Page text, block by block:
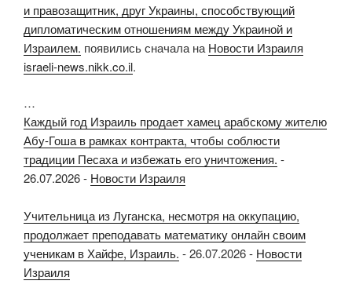
и правозащитник, друг Украины, способствующий
дипломатическим отношениям между Украиной и
Израилем. появились сначала на Новости Израиля
israeli-news.nikk.co.il.
…
Каждый год Израиль продает хамец арабскому жителю
Абу-Гоша в рамках контракта, чтобы соблюсти
традиции Песаха и избежать его уничтожения. -
26.07.2026- Новости Израиля
Учительница из Луганска, несмотря на оккупацию,
продолжает преподавать математику онлайн своим
ученикам в Хайфе, Израиль. -26.07.2026- Новости
Израиля